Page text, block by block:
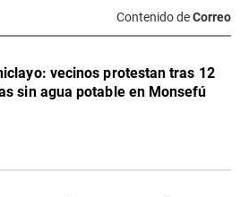
Contenido deCorreo
vecinos protestan tras 12
sin agua potable en Monsefú